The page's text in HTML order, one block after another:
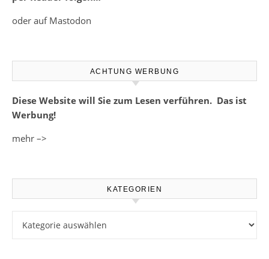
oder auf Mastodon
ACHTUNG WERBUNG
Diese Website will Sie zum Lesen verführen. Das ist
Werbung!
mehr –>
KATEGORIEN